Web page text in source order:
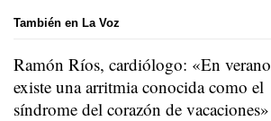
También en La Voz
Ramón Ríos, cardiólogo: «En verano
existe una arritmia conocida como el
síndrome del corazón de vacaciones»